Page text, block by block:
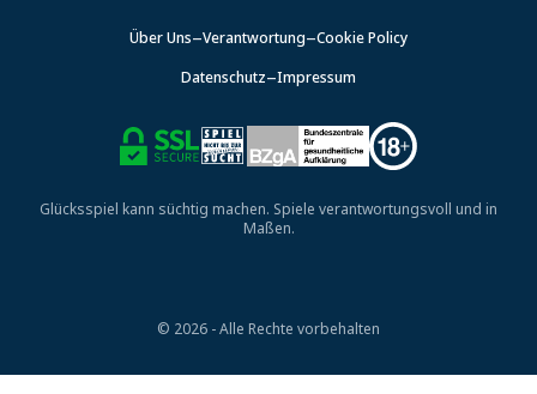
Über Uns Verantwortung Cookie Policy
Datenschutz Impressum
Glücksspiel kann süchtig machen. Spiele verantwortungsvoll und in
Maßen.
© 2026 - Alle Rechte vorbehalten